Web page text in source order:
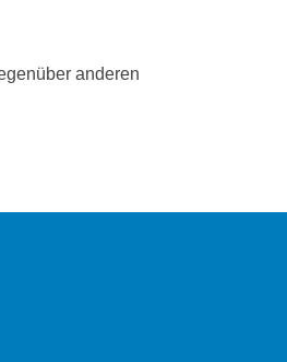
anderen